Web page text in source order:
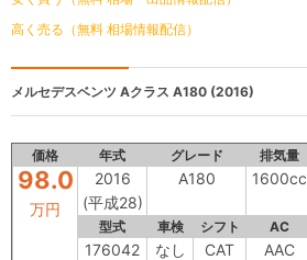
高く売る（無料 相場情報配信）
メルセデスベンツ Aクラス A180 (2016)
価格 年式 グレード 排気量
98.0
万円
2016
(平成28)
A180 1600cc
型式 車検 シフト AC
176042 なし CAT AAC